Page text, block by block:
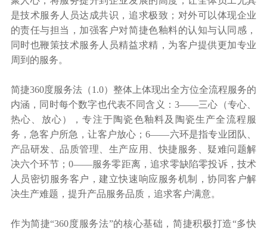
是技术服务人员达成共识，追求极致；对外可以体现企业
的责任与担当，加强客户对简捷色釉料的认知与认同感，
同时也鞭策技术服务人员精益求精，为客户提供更加专业
周到的服务。
简捷360度服务法（1.0）整体上体现出全方位全流程服务的
内涵，同时每个数字也代表不同含义：3——三心（专心、
热心、放心），专注于陶瓷色釉料及陶瓷生产全流程服
务，急客户所急，让客户放心；6——六环是指专业团队、
产品研发、品质管理、生产应用、快捷服务、疑难问题解
决六个环节；0——服务零距离，追求零缺陷零投诉，技术
人员密切服务客户，建立快速响应服务机制，协同客户解
决生产难题，提升产品服务品质，追求客户满意。
作为简捷“360度服务法”的核心基础，简捷积极打造“多快